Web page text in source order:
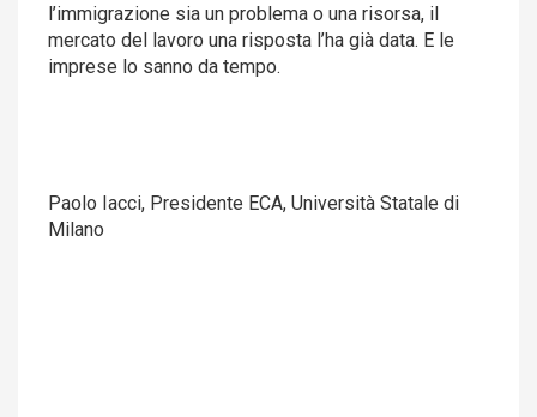
l’immigrazione sia un problema o una risorsa, il
mercato del lavoro una risposta l’ha già data. E le
imprese lo sanno da tempo.
Paolo Iacci, Presidente ECA, Università Statale di
Milano